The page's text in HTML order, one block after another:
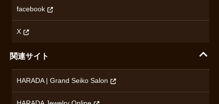
ロンジン
チューダー
ブランド一覧を見る
無断転載・商用利用について
コンテンツ制作ポリシーおよび生成AIの利用指針
facebook
X
関連サイト
HARADA | Grand Seiko Salon